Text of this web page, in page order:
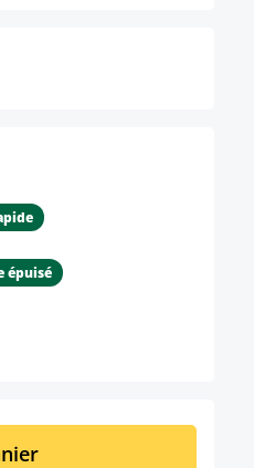
épuisé
souhaitée ou